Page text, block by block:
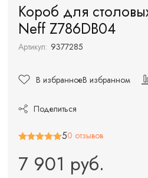
Короб для
Neff Z786DB04
Артикул: 9377285
В избранноеВ избранном
Поделиться
50 отзывов
7 901 руб.